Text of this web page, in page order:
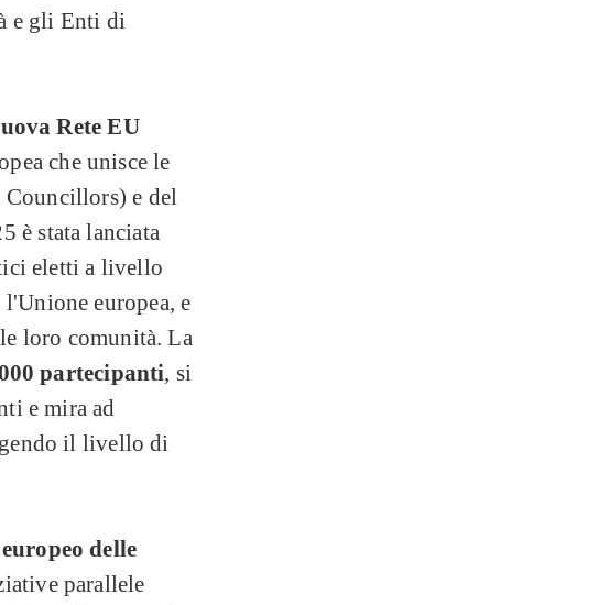
e gli Enti di
Rete EU
che unisce le
e del
è stata lanciata
eletti a livello
europea, e
loro comunità. La
partecipanti, si
e mira ad
il livello di
delle
parallele